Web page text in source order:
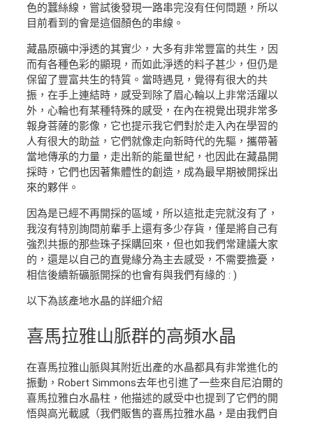
色的蠶絲線，嘗試後發現一路串完沒有任何問題，所以
目前看到的會是這個顏色的串線。
藏晶原礦中淨透的其實少，大多有非常豐富的共生，因
而有各種色彩的顯現，而如此淨透的料子甚少，但仍是
保留了豐富共生的特質。當時遇見，覺得有很大的共
振，在手上連結時，感受到除了眉心輪以上非常活躍以
外，心輪也有某種特殊的感受，在內在視覺出現非常多
報身菩薩的影像，它也提示我它們對於走入內在學習的
人有很大的助益，它們就像走向新時代的先驅，攜帶著
當地傳承的力量，走出新的能量世紀，也因此在藏晶開
採時，它們也因著集體性的創造，成為最早期被開採出
來的夥伴。
因為是已經不再開採的區域，所以這批走完就沒有了，
我沒有特別詢問前輩手上還有多少存貨，僅是將自己有
強烈共振的那些珠子採購回來，但也如我們常建議大家
的，還是以自己的直覺緣分為主去感受，不需要擔憂，
相信後續新礦脈開採的也會有與我們有緣的 : )
以下為該產地水晶的詳細介紹
喜馬拉雅山脈群的高頻水晶
在喜馬拉雅山脈與其附近出產的水晶都具有非常進化的
振動，Robert Simmons去年也引進了一些來自尼泊爾的
喜馬拉雅白水晶柱，他描述的感受中也提到了它們的開
悟與高光載感（我們販售的喜馬拉雅水晶，是由我們自